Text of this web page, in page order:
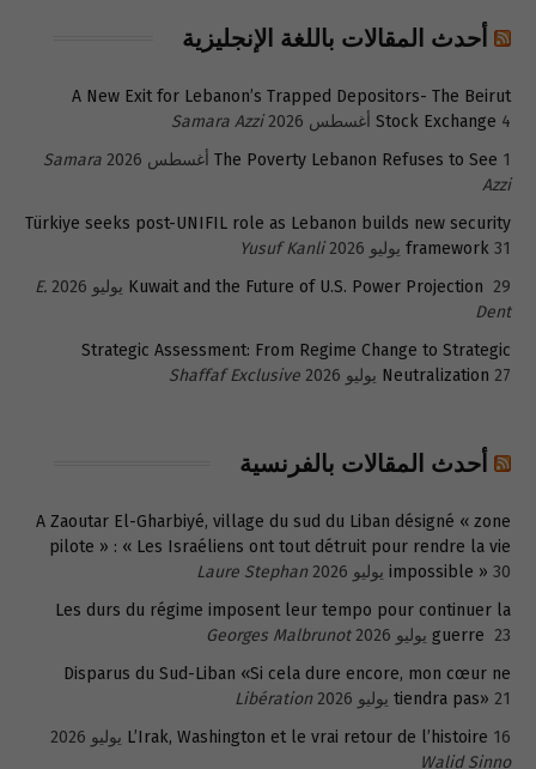
أحدث المقالات باللغة الإنجليزية
A New Exit for Lebanon’s Trapped Depositors- The Beirut
Stock Exchange 4 أغسطس 2026
Samara Azzi
The Poverty Lebanon Refuses to See 1 أغسطس 2026
Samara
Azzi
Türkiye seeks post-UNIFIL role as Lebanon builds new security
framework 31 يوليو 2026
Yusuf Kanli
Kuwait and the Future of U.S. Power Projection 29 يوليو 2026
E.
Dent
Strategic Assessment: From Regime Change to Strategic
Neutralization 27 يوليو 2026 Shaffaf Exclusive
أحدث المقالات بالفرنسية
A Zaoutar El-Gharbiyé, village du sud du Liban désigné « zone
pilote » : « Les Israéliens ont tout détruit pour rendre la vie
impossible » 30 يوليو 2026
Laure Stephan
Les durs du régime imposent leur tempo pour continuer la
guerre 23 يوليو 2026
Georges Malbrunot
Disparus du Sud-Liban «Si cela dure encore, mon cœur ne
tiendra pas» 21 يوليو 2026
Libération
L’Irak, Washington et le vrai retour de l’histoire 16 يوليو 2026
Walid Sinno